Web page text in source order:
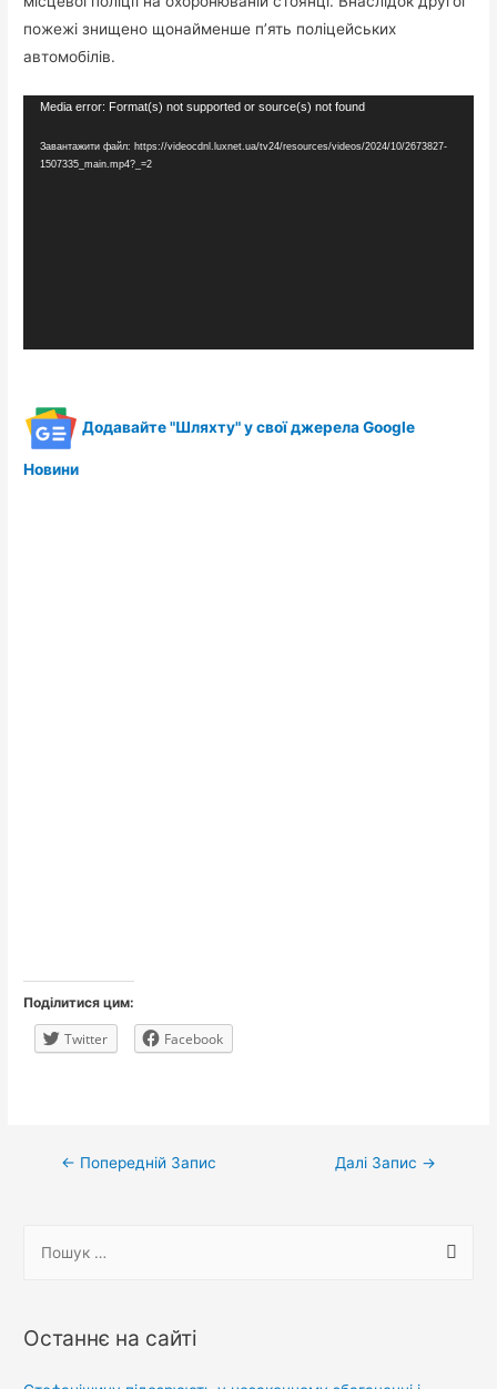
пожежі знищено щонайменше п’ять поліцейських
автомобілів.
Відеопрогравач
Media error: Format(s) not supported or source(s) not found
Завантажити файл: https://videocdnl.luxnet.ua/tv24/resources/videos/2024/10/2673827-
1507335_main.mp4?_=2
Додавайте "Шляхту" у свої джерела Google
Новини
Поділитися цим:
Twitter Facebook
Навігація
← Попередній Запис Далі Запис →
у
Останнє на сайті